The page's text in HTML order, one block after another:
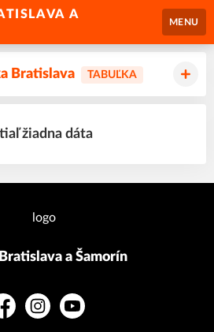
A
MENU
Bratislava TABUĽKA
žiadna dáta
a Šamorín
InstagramYouTube